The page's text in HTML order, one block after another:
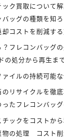
ク買取について解
ッグの種類を知ろ
ストを削減する方法：リサ
フレコンバッグの処分
分から再生まで：企業が実
ァイルの持続可能
ルを徹底攻略：複合材でも再資源化で
レコンバッグは資産になる？買
クをコストから利益へ：買
物の処理 コスト削